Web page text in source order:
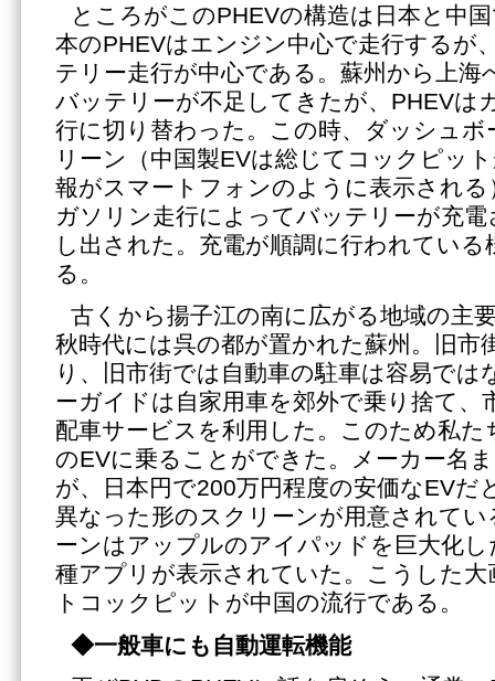
ところがこのPHEVの構造は日本と中
本のPHEVはエンジン中心で走行するが
テリー走行が中心である。蘇州から上海
バッテリーが不足してきたが、PHEVは
行に切り替わった。この時、ダッシュ
リーン（中国製EVは総じてコックピッ
報がスマートフォンのように表示され
ガソリン走行によってバッテリーが充
し出された。充電が順調に行われている
る。
古くから揚子江の南に広がる地域の主
秋時代には呉の都が置かれた蘇州。旧市
り、旧市街では自動車の駐車は容易では
ーガイドは自家用車を郊外で乗り捨て、
配車サービスを利用した。このため私た
のEVに乗ることができた。メーカー名
が、日本円で200万円程度の安価なEVだ
異なった形のスクリーンが用意されて
ーンはアップルのアイパッドを巨大化
種アプリが表示されていた。こうした
トコックピットが中国の流行である。
◆一般車にも自動運転機能